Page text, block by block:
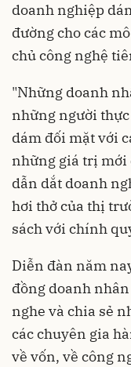
doanh nghiệp
đường cho các
chủ công nghệ
"Những doanh
những người
dám đối mặt với
những giá trị mới
dẫn dắt doanh
hơi thở của thị
sách với chính
Diễn đàn năm
đồng doanh
nghe và chia sẻ
các chuyên gia
về vốn, về công